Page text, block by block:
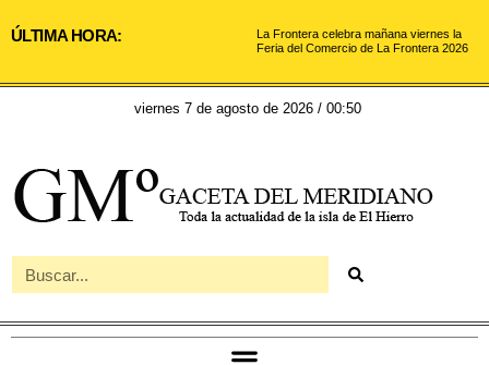
ÚLTIMA HORA:
La Frontera celebra mañana viernes la
Feria del Comercio de La Frontera 2026
viernes 7 de agosto de 2026 / 00:50